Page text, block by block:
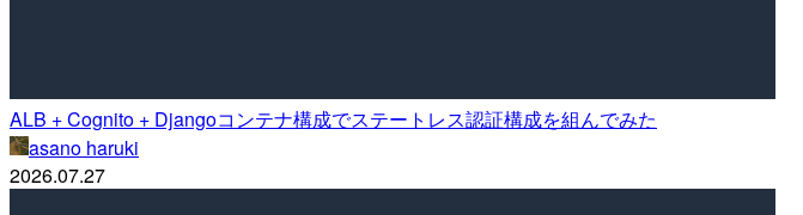
ALB + Cognito + Djangoコンテナ構成でステートレス認証構成を組んでみた
asano haruki
2026.07.27